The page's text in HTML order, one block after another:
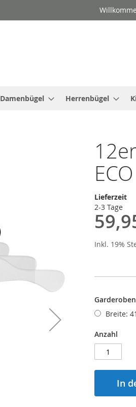
Damenbügel Herrenbügel
Lieferzeit
2-3 Tage
Inkl. 19%
Breite:
Anzahl
In